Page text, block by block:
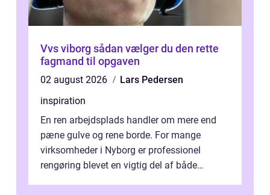
Vvs viborg sådan vælger du den rette
fagmand til opgaven
02 august 2026
Lars Pedersen
inspiration
En ren arbejdsplads handler om mere end
pæne gulve og rene borde. For mange
virksomheder i Nyborg er professionel
rengøring blevet en vigtig del af både